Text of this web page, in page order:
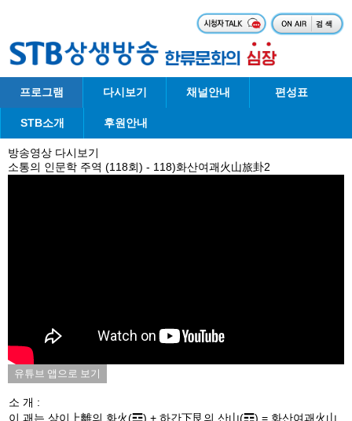
프로그램 다시보기 채널안내 편성표
STB소개 후원안내
방송영상 다시보기
소통의 인문학 주역 (118회) - 118)화산여괘火山旅卦2
유튜브 앱으로 보기
소 개 :
이 괘는 상이上離의 화火(☲) + 하간下艮의 산山(☶) = 화산여괘火山